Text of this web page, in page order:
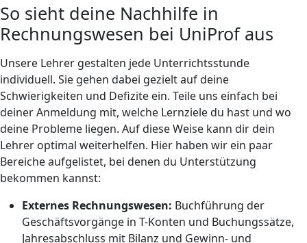
So sieht deine Nachhilfe in
Rechnungswesen bei UniProf aus
Unsere Lehrer gestalten jede Unterrichtsstunde
individuell. Sie gehen dabei gezielt auf deine
Schwierigkeiten und Defizite ein. Teile uns einfach bei
deiner Anmeldung mit, welche Lernziele du hast und wo
deine Probleme liegen. Auf diese Weise kann dir dein
Lehrer optimal weiterhelfen. Hier haben wir ein paar
Bereiche aufgelistet, bei denen du Unterstützung
bekommen kannst:
Externes Rechnungswesen: Buchführung der
Geschäftsvorgänge in T-Konten und Buchungssätze,
Jahresabschluss mit Bilanz und Gewinn- und